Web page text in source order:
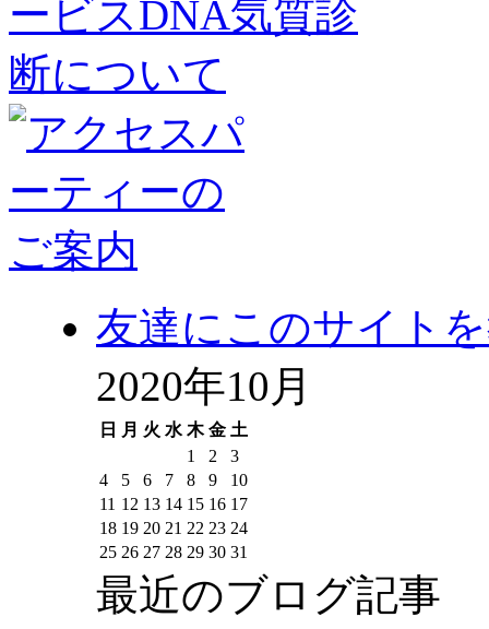
友達にこのサイト
2020年10月
日 月 火 水 木 金 土
1
2
3
4
5 6 7 8 9
10
11 12 13 14 15 16 17
18 19 20 21 22 23 24
25 26 27 28 29 30 31
最近のブログ記事